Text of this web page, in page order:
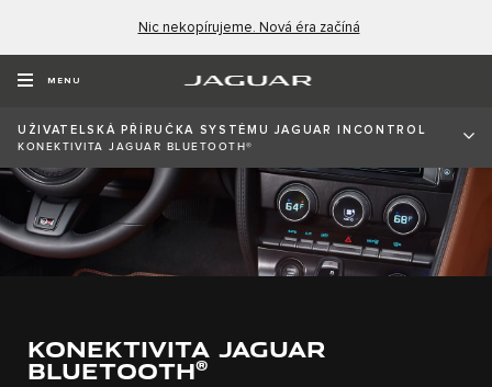
Nic nekopírujeme. Nová éra začíná
MENU
UŽIVATELSKÁ PŘÍRUČKA SYSTÉMU JAGUAR INCONTROL
KONEKTIVITA JAGUAR BLUETOOTH®
KONEKTIVITA JAGUAR
BLUETOOTH®